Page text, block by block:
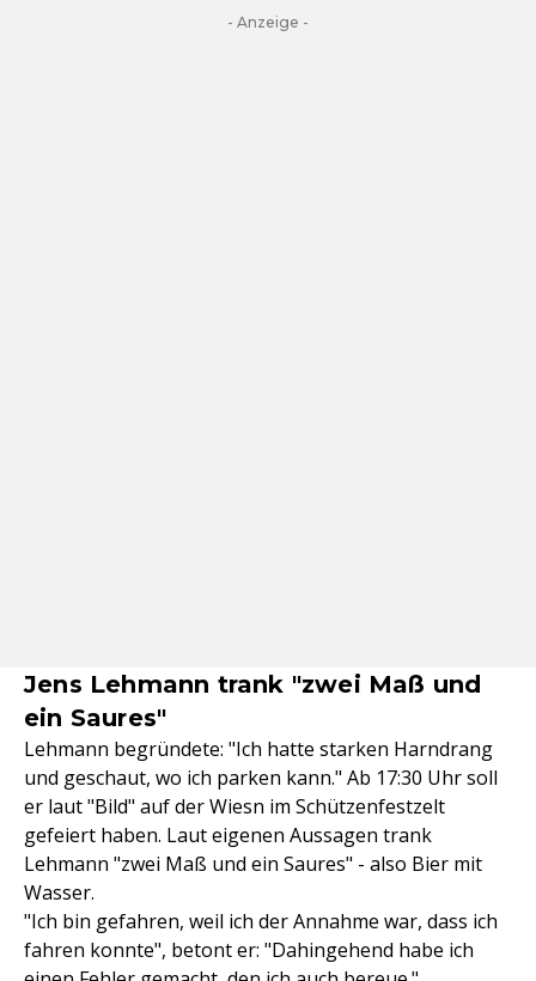
- Anzeige -
Jens Lehmann trank "zwei Maß und
ein Saures"
Lehmann begründete: "Ich hatte starken Harndrang
und geschaut, wo ich parken kann." Ab 17:30 Uhr soll
er laut "Bild" auf der Wiesn im Schützenfestzelt
gefeiert haben. Laut eigenen Aussagen trank
Lehmann "zwei Maß und ein Saures" - also Bier mit
Wasser.
"Ich bin gefahren, weil ich der Annahme war, dass ich
fahren konnte", betont er: "Dahingehend habe ich